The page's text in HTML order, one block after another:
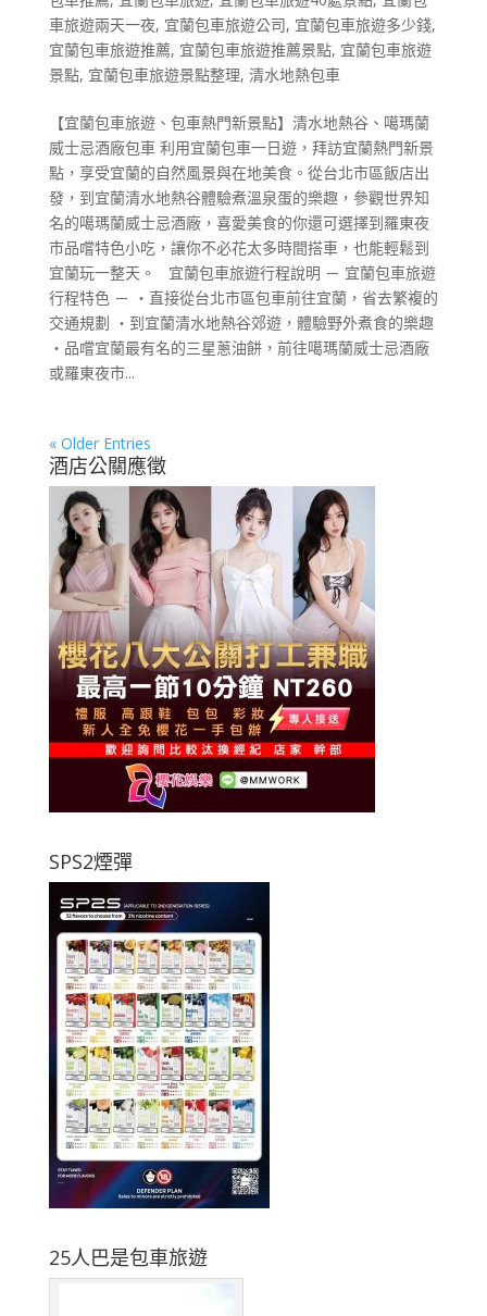
車旅遊兩天一夜, 宜蘭包車旅遊公司, 宜蘭包車旅遊多少錢,
宜蘭包車旅遊推薦, 宜蘭包車旅遊推薦景點, 宜蘭包車旅遊
景點, 宜蘭包車旅遊景點整理, 清水地熱包車
【宜蘭包車旅遊、包車熱門新景點】清水地熱谷、噶瑪蘭
威士忌酒廠包車 利用宜蘭包車一日遊，拜訪宜蘭熱門新景
點，享受宜蘭的自然風景與在地美食。從台北市區飯店出
發，到宜蘭清水地熱谷體驗煮溫泉蛋的樂趣，參觀世界知
名的噶瑪蘭威士忌酒廠，喜愛美食的你還可選擇到羅東夜
市品嚐特色小吃，讓你不必花太多時間搭車，也能輕鬆到
宜蘭玩一整天。 宜蘭包車旅遊行程說明 － 宜蘭包車旅遊
行程特色 － ・直接從台北市區包車前往宜蘭，省去繁複的
交通規劃 ・到宜蘭清水地熱谷郊遊，體驗野外煮食的樂趣
・品嚐宜蘭最有名的三星蔥油餅，前往噶瑪蘭威士忌酒廠
或羅東夜市...
« Older Entries
酒店公關應徵
SPS2煙彈
25人巴是包車旅遊